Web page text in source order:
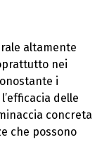
altamente
nei
i
delle
concreta
che possono